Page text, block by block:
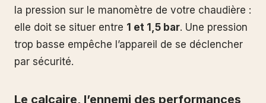
la pression sur le manomètre de votre chaudière :
elle doit se situer entre 1 et 1,5 bar. Une pression
trop basse empêche l’appareil de se déclencher
par sécurité.
Le calcaire, l’ennemi des performances